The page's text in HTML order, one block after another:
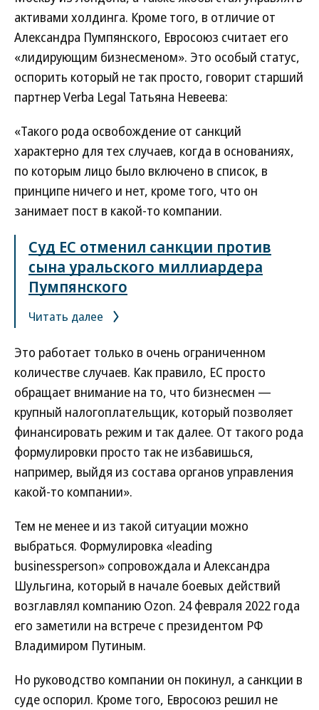
активами холдинга. Кроме того, в отличие от
Александра Пумпянского, Евросоюз считает его
«лидирующим бизнесменом». Это особый статус,
оспорить который не так просто, говорит старший
партнер Verba Legal Татьяна Невеева:
«Такого рода освобождение от санкций
характерно для тех случаев, когда в основаниях,
по которым лицо было включено в список, в
принципе ничего и нет, кроме того, что он
занимает пост в какой-то компании.
Суд ЕС отменил санкции против
сына уральского миллиардера
Пумпянского
Читать далее
Это работает только в очень ограниченном
количестве случаев. Как правило, ЕС просто
обращает внимание на то, что бизнесмен —
крупный налогоплательщик, который позволяет
финансировать режим и так далее. От такого рода
формулировки просто так не избавишься,
например, выйдя из состава органов управления
какой-то компании».
Тем не менее и из такой ситуации можно
выбраться. Формулировка «leading
businessperson» сопровождала и Александра
Шульгина, который в начале боевых действий
возглавлял компанию Ozon. 24 февраля 2022 года
его заметили на встрече с президентом РФ
Владимиром Путиным.
Но руководство компании он покинул, а санкции в
суде оспорил. Кроме того, Евросоюз решил не